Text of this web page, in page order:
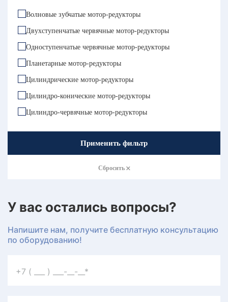
Волновые зубчатые мотор-редукторы
Двухступенчатые червячные мотор-редукторы
Одноступенчатые червячные мотор-редукторы
Планетарные мотор-редукторы
Цилиндрические мотор-редукторы
Цилиндро-конические мотор-редукторы
Цилиндро-червячные мотор-редукторы
Применить фильтр
Сбросить
У вас остались вопросы?
Напишите нам, получите бесплатную консультацию
по оборудованию!